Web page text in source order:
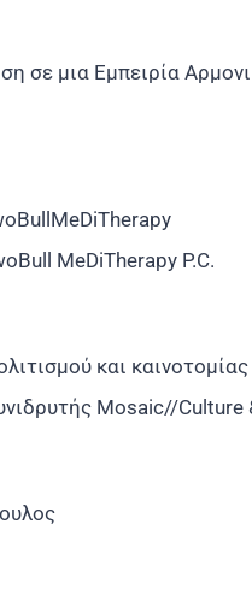
σε μια Εμπειρία
MeDiTherapy P.C.
και καινοτομίας
Mosaic//